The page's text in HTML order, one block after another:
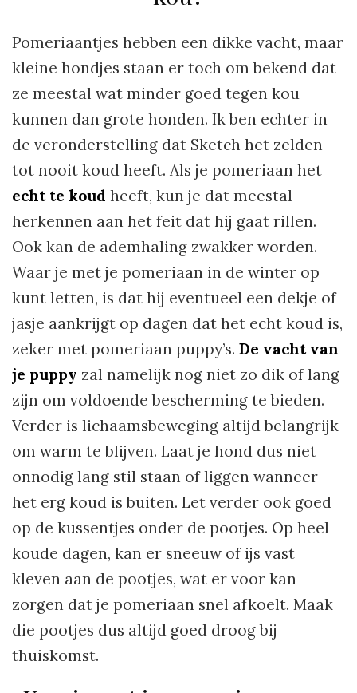
Pomeriaantjes hebben een dikke vacht, maar
kleine hondjes staan er toch om bekend dat
ze meestal wat minder goed tegen kou
kunnen dan grote honden. Ik ben echter in
de veronderstelling dat Sketch het zelden
tot nooit koud heeft. Als je pomeriaan het
echt te koud heeft, kun je dat meestal
herkennen aan het feit dat hij gaat rillen.
Ook kan de ademhaling zwakker worden.
Waar je met je pomeriaan in de winter op
kunt letten, is dat hij eventueel een dekje of
jasje aankrijgt op dagen dat het echt koud is,
zeker met pomeriaan puppy’s. De vacht van
je puppy zal namelijk nog niet zo dik of lang
zijn om voldoende bescherming te bieden.
Verder is lichaamsbeweging altijd belangrijk
om warm te blijven. Laat je hond dus niet
onnodig lang stil staan of liggen wanneer
het erg koud is buiten. Let verder ook goed
op de kussentjes onder de pootjes. Op heel
koude dagen, kan er sneeuw of ijs vast
kleven aan de pootjes, wat er voor kan
zorgen dat je pomeriaan snel afkoelt. Maak
die pootjes dus altijd goed droog bij
thuiskomst.